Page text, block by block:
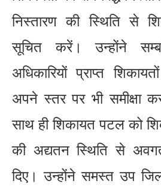
निस्तारण की स्थिति से
सूचित करें। उन्होंने
अधिकारियों प्राप्त
अपने स्तर पर भी समीक्षा
साथ ही शिकायत पटल को
की अद्यतन स्थिति से
दिए। उन्होंने समस्त उप